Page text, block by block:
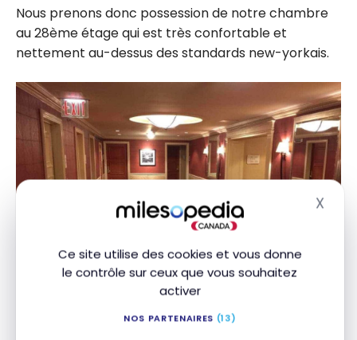
Ce site utilise des cookies et vous donne
le contrôle sur ceux que vous souhaitez
activer
NOS PARTENAIRES (13)
X
Nous prenons donc possession de notre chambre
au 28ème étage qui est très confortable et
nettement au-dessus des standards new-yorkais.